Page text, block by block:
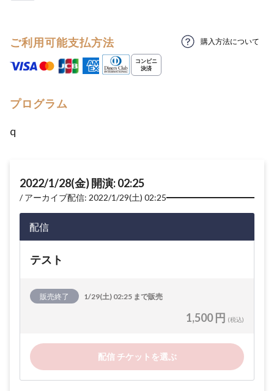
ご利用可能支払方法 購入方法について
プログラム
q
2022/1/28(金) 開演: 02:25
アーカイブ配信: 2022/1/29(土) 02:25
配信
テスト
販売終了 1/29(土) 02:25 まで販売
1,500 円 (税込)
配信 チケットを選ぶ